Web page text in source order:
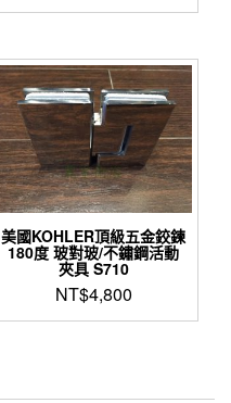
美國KOHLER頂級五金鉸鍊
180度 玻對玻/不鏽鋼活動
夾具 S710
NT$4,800